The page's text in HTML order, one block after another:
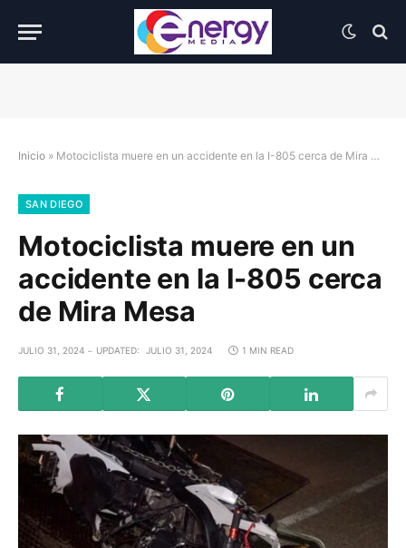
Inicio » Motociclista muere en un accidente en la I-805 cerca de Mira Mesa
SAN DIEGO
Motociclista muere en un
accidente en la I-805 cerca
de Mira Mesa
JULIO 31, 2024 UPDATED: JULIO 31, 2024 1 MIN READ